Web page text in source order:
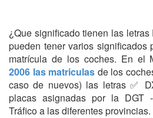
¿Que significado tienen las
pueden tener varios
matrícula de los coches. En el
2006 las matriculas de los
caso de nuevos) las letras ✅
placas asignadas por la DGT
Tráfico a las diferentes provincias.